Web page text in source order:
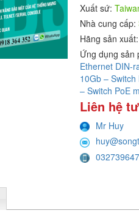
Xuất sứ:
Nhà cung cấp:
Hãng sản xuất:
Ứng dụng sản
Ethernet DIN-
10Gb –
– Switch PoE
Liên hệ
Mr Huy